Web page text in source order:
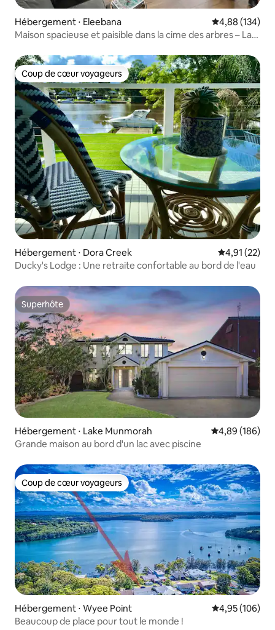
Hébergement ⋅ Eleebana Évaluation
4,88 (134)
Maison spacieuse et paisible dans la cime des arbres – Lac
Coup de cœur voyageurs
Coup de cœur voyageurs
Hébergement ⋅ Dora Creek Évaluation
4,91 (22)
Ducky's Lodge : Une retraite confortable au bord de l'eau
Superhôte
Superhôte
Hébergement ⋅ Lake Munmorah Évaluation
4,89 (186)
Grande maison au bord d'un lac avec piscine
Coup de cœur voyageurs
Coup de cœur voyageurs
Hébergement ⋅ Wyee Point Évaluation
4,95 (106)
Beaucoup de place pour tout le monde !